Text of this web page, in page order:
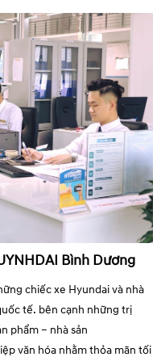
Bình Dương
chiếcxe Hyundai và nhà
tế. bên cạnh những trị
phẩm – nhà sản
văn hóa nhằm thỏa mãn tối